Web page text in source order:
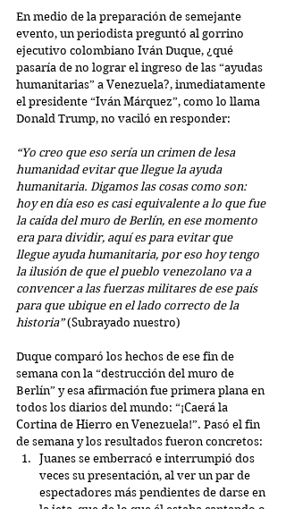
En medio de la preparación de semejante
evento, un periodista preguntó al gorrino
ejecutivo colombiano Iván Duque, ¿qué
pasaría de no lograr el ingreso de las “ayudas
humanitarias” a Venezuela?, inmediatamente
el presidente “Iván Márquez”, como lo llama
Donald Trump, no vaciló en responder:
“Yo creo que eso sería un crimen de lesa
humanidad evitar que llegue la ayuda
humanitaria. Digamos las cosas como son:
hoy en día eso es casi equivalente a lo que fue
la caída del muro de Berlín, en ese momento
era para dividir, aquí es para evitar que
llegue ayuda humanitaria, por eso hoy tengo
la ilusión de que el pueblo venezolano va a
convencer a las fuerzas militares de ese país
para que ubique en el lado correcto de la
historia” (Subrayado nuestro)
Duque comparó los hechos de ese fin de
semana con la “destrucción del muro de
Berlín” y esa afirmación fue primera plana en
todos los diarios del mundo: “¡Caerá la
Cortina de Hierro en Venezuela!”. Pasó el fin
de semana y los resultados fueron concretos:
Juanes se emberracó e interrumpió dos
veces su presentación, al ver un par de
espectadores más pendientes de darse en